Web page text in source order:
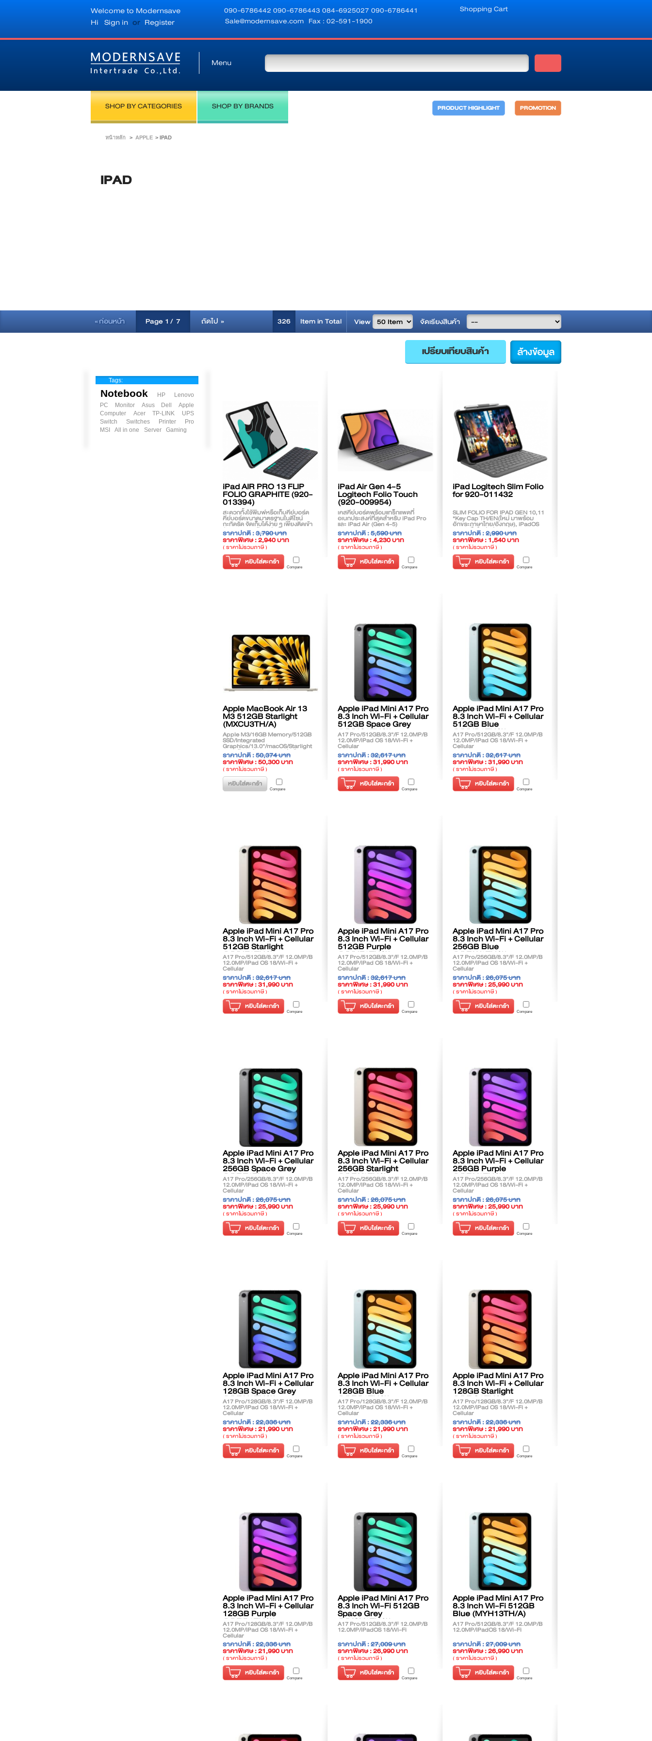
Welcome to Modernsave
Hi Sign in or Register
090-6786442090-6786443084-6925027090-6786441
Sale@modernsave.com Fax : 02-591-1900
Shopping Cart
Menu
SHOP BY CATEGORIES SHOP BY BRANDS PROMOTION
PRODUCT HIGHLIGHT
หน้าหลัก > APPLE > IPAD
IPAD
« ก่อนหน้า Page 1 / 7 ถัดไป » จัดเรียงสินค้า
326 Item in Total View
ล้างข้อมูล
Tags:
Notebook HP
Lenovo
PC
Monitor Asus Dell
Apple
Computer
Acer TP-LINK
UPS
Switch
Switches Printer
Pro
MSI
All in one Server Gaming
iPad AIR PRO 13 FLIP
FOLIO GRAPHITE (920-
013394)
สะดวกทั้งใช้พิมพ์หรือเก็บคีย์บอร์ด
คีย์บอร์ดขนาดมาตรฐานในดีไซน์
กะทัดรัด จัดเก็บได้ง่าย ๆ เพียงติดเข้า
กับเคส iPad ด้วยแม่เหล็ก
ราคาปกติ :3,790 บาท
ราคาพิเศษ : 2,940 บาท
( ราคาไม่รวมภาษี )
หยิบใส่ตะกร้า
Compare
iPad Air Gen 4-5
Logitech Folio Touch
(920-009954)
เคสคีย์บอร์ดพร้อมแทร็กแพดที่
อเนกประสงค์ที่สุดสำหรับ iPad Pro
และ iPad Air (Gen 4-5)
ราคาปกติ :5,590 บาท
ราคาพิเศษ : 4,230 บาท
( ราคาไม่รวมภาษี )
หยิบใส่ตะกร้า
Compare
iPad Logitech Slim Folio
for 920-011432
SLIM FOLIO FOR IPAD GEN 10,11
*Key Cap TH/EN(ใหม่ มาพร้อม
อักขระภาษาไทย/อังกฤษ), iPadOS
13.4 หรือใหม่กว่า
ราคาปกติ :2,990 บาท
ราคาพิเศษ : 1,540 บาท
( ราคาไม่รวมภาษี )
หยิบใส่ตะกร้า
Compare
Apple MacBook Air 13
M3 512GB Starlight
(MXCU3TH/A)
Apple M3/16GB Memory/512GB
SSD/Integrated
Graphics/13.0"/macOS/Starlight
**สินค้าตกรุ่น (EOL) ติดต่อฝ่ายขาย
เพื่อแนะนำรุ่นทดแทน**
ราคาปกติ :50,374 บาท
ราคาพิเศษ : 50,300 บาท
( ราคาไม่รวมภาษี )
หยิบใส่ตะกร้า
Compare
Apple iPad Mini A17 Pro
8.3 Inch Wi-Fi + Cellular
512GB Space Grey
(MYHC3TH/A)
A17 Pro/512GB/8.3"/F 12.0MP/B
12.0MP/iPad OS 18/Wi-Fi +
Cellular
ราคาปกติ :32,617 บาท
ราคาพิเศษ : 31,990 บาท
( ราคาไม่รวมภาษี )
หยิบใส่ตะกร้า
Compare
Apple iPad Mini A17 Pro
8.3 Inch Wi-Fi + Cellular
512GB Blue
(MYHD3TH/A)
A17 Pro/512GB/8.3"/F 12.0MP/B
12.0MP/iPad OS 18/Wi-Fi +
Cellular
ราคาปกติ :32,617 บาท
ราคาพิเศษ : 31,990 บาท
( ราคาไม่รวมภาษี )
หยิบใส่ตะกร้า
Compare
Apple iPad Mini A17 Pro
8.3 Inch Wi-Fi + Cellular
512GB Starlight
(MYHE3TH/A)
A17 Pro/512GB/8.3"/F 12.0MP/B
12.0MP/iPad OS 18/Wi-Fi +
Cellular
ราคาปกติ :32,617 บาท
ราคาพิเศษ : 31,990 บาท
( ราคาไม่รวมภาษี )
หยิบใส่ตะกร้า
Compare
Apple iPad Mini A17 Pro
8.3 Inch Wi-Fi + Cellular
512GB Purple
(MYHF3TH/A)
A17 Pro/512GB/8.3"/F 12.0MP/B
12.0MP/iPad OS 18/Wi-Fi +
Cellular
ราคาปกติ :32,617 บาท
ราคาพิเศษ : 31,990 บาท
( ราคาไม่รวมภาษี )
หยิบใส่ตะกร้า
Compare
Apple iPad Mini A17 Pro
8.3 Inch Wi-Fi + Cellular
256GB Blue
(MXPW3TH/A)
A17 Pro/256GB/8.3"/F 12.0MP/B
12.0MP/iPad OS 18/Wi-Fi +
Cellular
ราคาปกติ :26,075 บาท
ราคาพิเศษ : 25,990 บาท
( ราคาไม่รวมภาษี )
หยิบใส่ตะกร้า
Compare
Apple iPad Mini A17 Pro
8.3 Inch Wi-Fi + Cellular
256GB Space Grey
(MXPT3TH/A)
A17 Pro/256GB/8.3"/F 12.0MP/B
12.0MP/iPad OS 18/Wi-Fi +
Cellular
ราคาปกติ :26,075 บาท
ราคาพิเศษ : 25,990 บาท
( ราคาไม่รวมภาษี )
หยิบใส่ตะกร้า
Compare
Apple iPad Mini A17 Pro
8.3 Inch Wi-Fi + Cellular
256GB Starlight
(MXPX3TH/A)
A17 Pro/256GB/8.3"/F 12.0MP/B
12.0MP/iPad OS 18/Wi-Fi +
Cellular
ราคาปกติ :26,075 บาท
ราคาพิเศษ : 25,990 บาท
( ราคาไม่รวมภาษี )
หยิบใส่ตะกร้า
Compare
Apple iPad Mini A17 Pro
8.3 Inch Wi-Fi + Cellular
256GB Purple
(MXPY3TH/A)
A17 Pro/256GB/8.3"/F 12.0MP/B
12.0MP/iPad OS 18/Wi-Fi +
Cellular
ราคาปกติ :26,075 บาท
ราคาพิเศษ : 25,990 บาท
( ราคาไม่รวมภาษี )
หยิบใส่ตะกร้า
Compare
Apple iPad Mini A17 Pro
8.3 Inch Wi-Fi + Cellular
128GB Space Grey
(MXPN3TH/A)
A17 Pro/128GB/8.3"/F 12.0MP/B
12.0MP/iPad OS 18/Wi-Fi +
Cellular
ราคาปกติ :22,336 บาท
ราคาพิเศษ : 21,990 บาท
( ราคาไม่รวมภาษี )
หยิบใส่ตะกร้า
Compare
Apple iPad Mini A17 Pro
8.3 Inch Wi-Fi + Cellular
128GB Blue
(MXPP3TH/A)
A17 Pro/128GB/8.3"/F 12.0MP/B
12.0MP/iPad OS 18/Wi-Fi +
Cellular
ราคาปกติ :22,336 บาท
ราคาพิเศษ : 21,990 บาท
( ราคาไม่รวมภาษี )
หยิบใส่ตะกร้า
Compare
Apple iPad Mini A17 Pro
8.3 Inch Wi-Fi + Cellular
128GB Starlight
(MXPQ3TH/A)
A17 Pro/128GB/8.3"/F 12.0MP/B
12.0MP/iPad OS 18/Wi-Fi +
Cellular
ราคาปกติ :22,336 บาท
ราคาพิเศษ : 21,990 บาท
( ราคาไม่รวมภาษี )
หยิบใส่ตะกร้า
Compare
Apple iPad Mini A17 Pro
8.3 Inch Wi-Fi + Cellular
128GB Purple
(MXPR3TH/A)
A17 Pro/128GB/8.3"/F 12.0MP/B
12.0MP/iPad OS 18/Wi-Fi +
Cellular
ราคาปกติ :22,336 บาท
ราคาพิเศษ : 21,990 บาท
( ราคาไม่รวมภาษี )
หยิบใส่ตะกร้า
Compare
Apple iPad Mini A17 Pro
8.3 Inch Wi-Fi 512GB
Space Grey
(MYGY3TH/A)
A17 Pro/512GB/8.3"/F 12.0MP/B
12.0MP/iPadOS 18/Wi-Fi
ราคาปกติ :27,009 บาท
ราคาพิเศษ : 26,990 บาท
( ราคาไม่รวมภาษี )
หยิบใส่ตะกร้า
Compare
Apple iPad Mini A17 Pro
8.3 Inch Wi-Fi 512GB
Blue (MYH13TH/A)
A17 Pro/512GB/8.3"/F 12.0MP/B
12.0MP/iPadOS 18/Wi-Fi
ราคาปกติ :27,009 บาท
ราคาพิเศษ : 26,990 บาท
( ราคาไม่รวมภาษี )
หยิบใส่ตะกร้า
Compare